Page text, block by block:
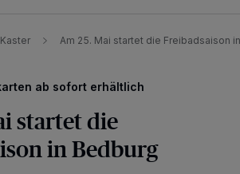
Am 25. Mai startet die Freibadsaison
ab sofort erhältlich
startet die
in Bedburg